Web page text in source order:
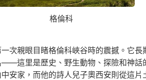
格倫科
次親眼目睹格倫科峽谷時的震撼。它長
這里是歷史、野生動物、探險和神話
安家，而他的詩人兒子奧西安則從這片